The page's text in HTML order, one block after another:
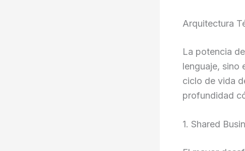
Arquitectura
La potencia
lenguaje, sino
ciclo de vida
profundidad
1. Shared